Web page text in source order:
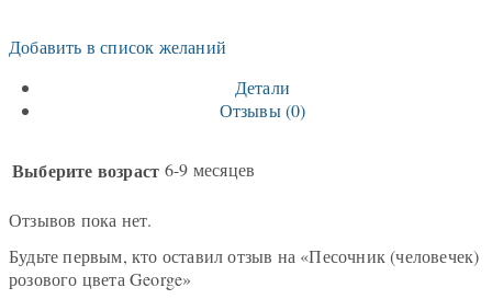
Добавить в список желаний
Детали
Отзывы (0)
Выберите возраст 6-9 месяцев
Отзывов пока нет.
Будьте первым, кто оставил отзыв на «Песочник (человечек)
розового цвета George»